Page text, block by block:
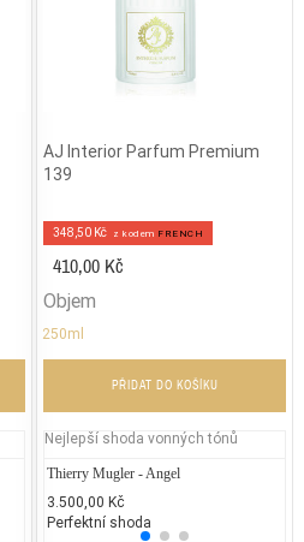
Jennifer Lopez – Still
1.592,10 Kč
25% běžných vonných tónů
AJ Interior Parfum Premium
139
348,50 Kč z kodem FRENCH
410,00 Kč
Objem
250ml
PŘIDAT DO KOŠÍKU
Nejlepší shoda vonných tónů
Thierry Mugler - Angel
3.500,00 Kč
Perfektní shoda